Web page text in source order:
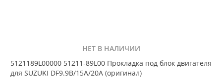
НЕТ В НАЛИЧИИ
5121189L00000 51211-89L00 Прокладка под блок двигателя
для SUZUKI DF9.9B/15A/20A (оригинал)